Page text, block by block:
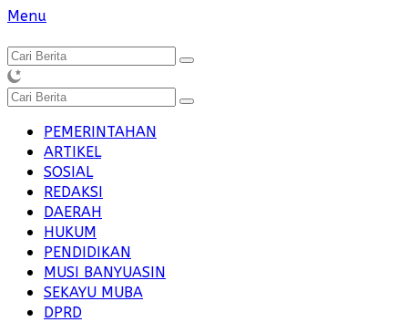
Langsung
konten
Menu
PEMERINTAHAN
ARTIKEL
SOSIAL
REDAKSI
DAERAH
HUKUM
PENDIDIKAN
MUSI BANYUASIN
SEKAYU MUBA
DPRD